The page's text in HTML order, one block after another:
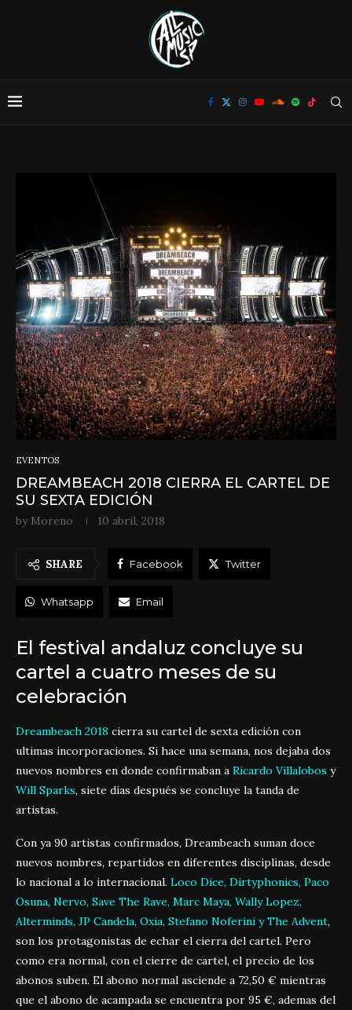
EVENTOS
DREAMBEACH 2018 CIERRA EL CARTEL DE
SU SEXTA EDICIÓN
by Moreno 10 abril, 2018
SHARE Facebook Twitter
Whatsapp Email
El festival andaluz concluye su
cartel a cuatro meses de su
celebración
Dreambeach 2018 cierra su cartel de sexta edición con
ultimas incorporaciones. Si hace una semana, nos dejaba dos
nuevos nombres en donde confirmaban a Ricardo Villalobos y
Will Sparks, siete días después se concluye la tanda de
artistas.
Con ya 90 artistas confirmados, Dreambeach suman doce
nuevos nombres, repartidos en diferentes disciplinas, desde
lo nacional a lo internacional. Loco Dice, Dirtyphonics, Paco
Osuna, Nervo, Save The Rave, Marc Maya, Wally Lopez,
Alterminds, JP Candela, Oxia, Stefano Noferini y The Advent,
son los protagonistas de echar el cierra del cartel. Pero
como era normal, con el cierre de cartel, el precio de los
abonos suben. El abono normal asciende a 72,50 € mientras
que el abono de acampada se encuentra por 95 €, ademas del